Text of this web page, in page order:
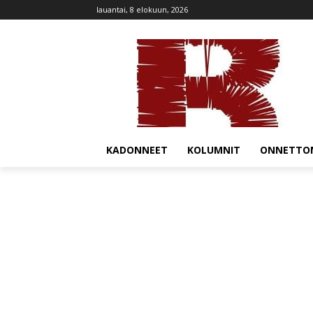
lauantai, 8 elokuun, 2026
KADONNEET KOLUMNIT